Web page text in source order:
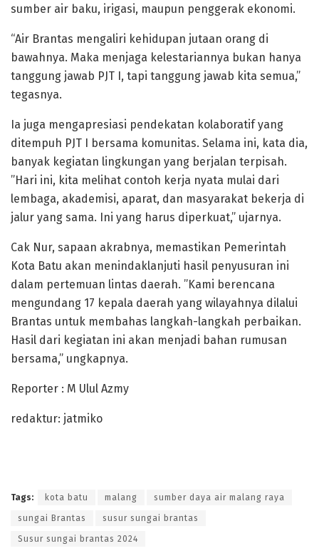
sumber air baku, irigasi, maupun penggerak ekonomi.
“Air Brantas mengaliri kehidupan jutaan orang di
bawahnya. Maka menjaga kelestariannya bukan hanya
tanggung jawab PJT I, tapi tanggung jawab kita semua,”
tegasnya.
Ia juga mengapresiasi pendekatan kolaboratif yang
ditempuh PJT I bersama komunitas. Selama ini, kata dia,
banyak kegiatan lingkungan yang berjalan terpisah.
”Hari ini, kita melihat contoh kerja nyata mulai dari
lembaga, akademisi, aparat, dan masyarakat bekerja di
jalur yang sama. Ini yang harus diperkuat,” ujarnya.
Cak Nur, sapaan akrabnya, memastikan Pemerintah
Kota Batu akan menindaklanjuti hasil penyusuran ini
dalam pertemuan lintas daerah. ”Kami berencana
mengundang 17 kepala daerah yang wilayahnya dilalui
Brantas untuk membahas langkah-langkah perbaikan.
Hasil dari kegiatan ini akan menjadi bahan rumusan
bersama,” ungkapnya.
Reporter : M Ulul Azmy
redaktur: jatmiko
Tags: kota batu malang sumber daya air malang raya
sungai Brantas susur sungai brantas
Susur sungai brantas 2024